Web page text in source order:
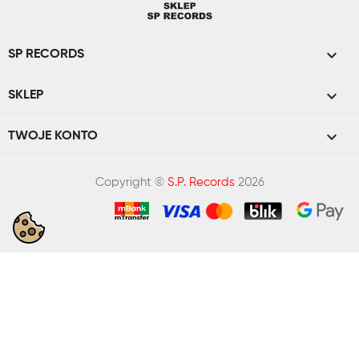
SP RECORDS 
SKLEP 
TWOJE KONTO 
Copyright © S.P. Records2026